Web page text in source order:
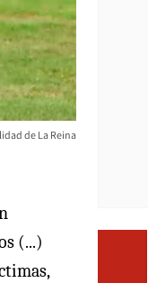
de La Reina
(...)